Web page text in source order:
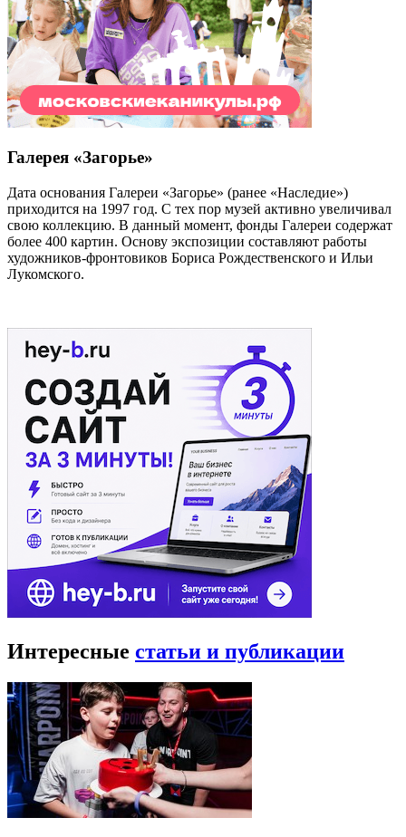
Галерея «Загорье»
Дата основания Галереи «Загорье» (ранее «Наследие»)
приходится на 1997 год. С тех пор музей активно увеличивал
свою коллекцию. В данный момент, фонды Галереи содержат
более 400 картин. Основу экспозиции составляют работы
художников-фронтовиков Бориса Рождественского и Ильи
Лукомского.
Интересные статьи и публикации